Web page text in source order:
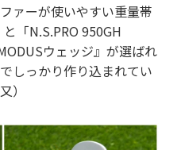
ァーが使いやすい重量帯
「N.S.PRO 950GH
ウェッジ』が選ばれ
しっかり作り込まれてい
）